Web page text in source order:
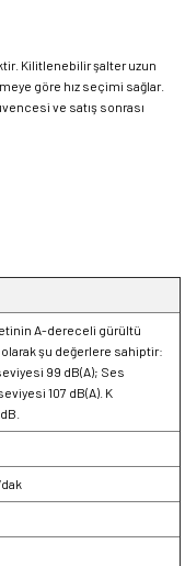
Kilitlenebilir şalter uzun
göre hız seçimi sağlar.
ve satış sonrası
A-dereceli gürültü
şu değerlere sahiptir:
99 dB(A); Ses
107 dB(A). K